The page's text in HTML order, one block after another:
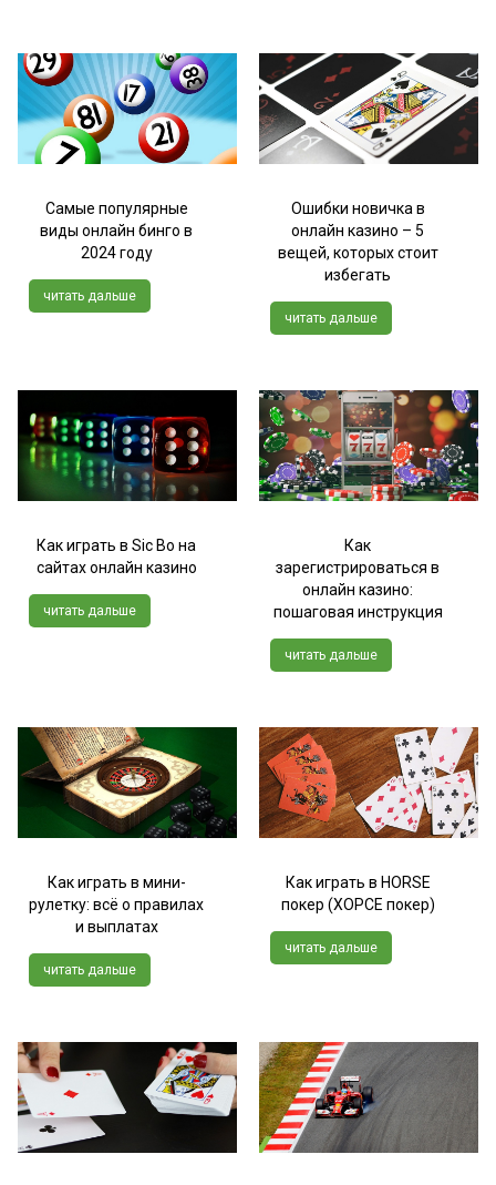
Самые популярные
виды онлайн бинго в
2024 году
читать дальше
Ошибки новичка в
онлайн казино – 5
вещей, которых стоит
избегать
читать дальше
Как играть в Sic Bo на
сайтах онлайн казино
читать дальше
Как
зарегистрироваться в
онлайн казино:
пошаговая инструкция
читать дальше
Как играть в мини-
рулетку: всё о правилах
и выплатах
читать дальше
Как играть в HORSE
покер (ХОРСЕ покер)
читать дальше